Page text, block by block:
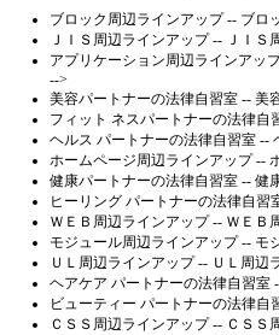
ブロック周辺ラインアップ-- ブロ
ＪＩＳ周辺ラインアップ-- ＪＩＳ
アプリケーション周辺ラインアッ
-->
美容パートナーの法律自習室 -- 美
フィット ネスパートナーの法律自
ヘルス パートナーの法律自習室 --
ホームページ周辺ラインアップ--
健康パートナーの法律自習室 -- 健
ヒーリング パートナーの法律自習
ＷＥＢ周辺ラインアップ-- ＷＥＢ
モジュール周辺ラインアップ-- モ
ＵＬ周辺ラインアップ-- ＵＬ周辺
ヘアケア パートナーの法律自習室
ビューティー パートナーの法律自
ＣＳＳ周辺ラインアップ-- ＣＳＳ